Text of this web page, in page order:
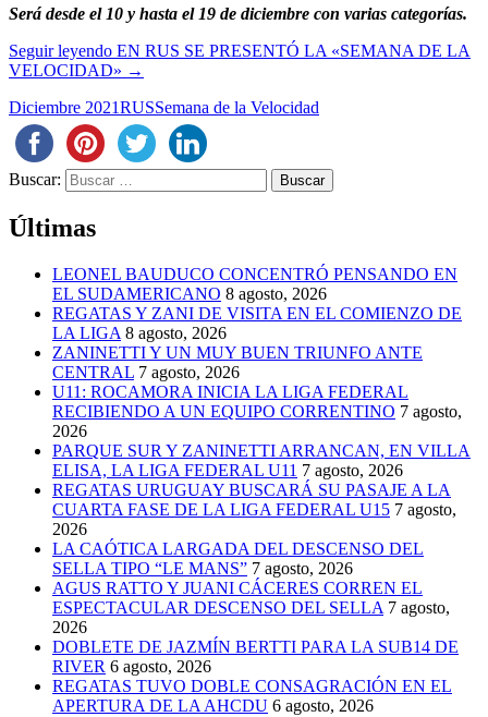
Será desde el 10 y hasta el 19 de diciembre con varias categorías.
Seguir leyendo EN RUS SE PRESENTÓ LA «SEMANA DE LA
VELOCIDAD» →
Diciembre 2021RUSSemana de la Velocidad
Buscar:
Últimas
LEONEL BAUDUCO CONCENTRÓ PENSANDO EN
EL SUDAMERICANO 8 agosto, 2026
REGATAS Y ZANI DE VISITA EN EL COMIENZO DE
LA LIGA 8 agosto, 2026
ZANINETTI Y UN MUY BUEN TRIUNFO ANTE
CENTRAL 7 agosto, 2026
U11: ROCAMORA INICIA LA LIGA FEDERAL
RECIBIENDO A UN EQUIPO CORRENTINO 7 agosto,
2026
PARQUE SUR Y ZANINETTI ARRANCAN, EN VILLA
ELISA, LA LIGA FEDERAL U11 7 agosto, 2026
REGATAS URUGUAY BUSCARÁ SU PASAJE A LA
CUARTA FASE DE LA LIGA FEDERAL U15 7 agosto,
2026
LA CAÓTICA LARGADA DEL DESCENSO DEL
SELLA TIPO “LE MANS” 7 agosto, 2026
AGUS RATTO Y JUANI CÁCERES CORREN EL
ESPECTACULAR DESCENSO DEL SELLA 7 agosto,
2026
DOBLETE DE JAZMÍN BERTTI PARA LA SUB14 DE
RIVER 6 agosto, 2026
REGATAS TUVO DOBLE CONSAGRACIÓN EN EL
APERTURA DE LA AHCDU 6 agosto, 2026